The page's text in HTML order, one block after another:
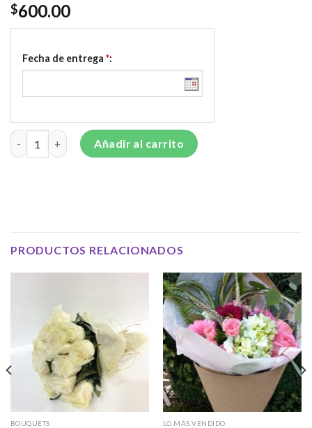
$600.00
Fecha de entrega *:
Bouquet con girasoles, gerberas y flores surtidas - BOU7
Añadir al carrito
PRODUCTOS RELACIONADOS
BOUQUETS LO MÁS VENDIDO